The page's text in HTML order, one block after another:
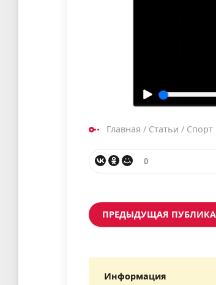
Главная / Статьи / Спорт
0
ПРЕДЫДУЩАЯ
Информация